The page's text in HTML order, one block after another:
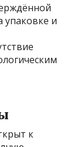
упаковке и
к